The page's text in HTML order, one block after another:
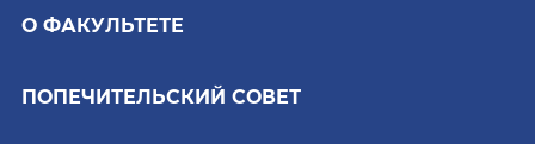
О ФАКУЛЬТЕТЕ
ПОПЕЧИТЕЛЬСКИЙ СОВЕТ